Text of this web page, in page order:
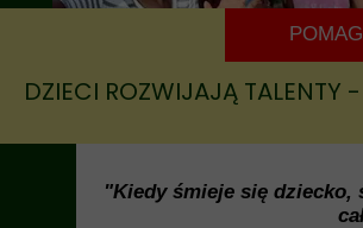
DZIECI ROZWIJAJĄ TALENTY
"Kiedy śmieje się dziecko,